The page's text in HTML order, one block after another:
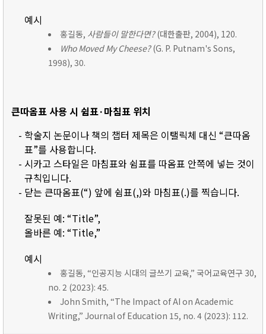
예시
홍길동, 사람들이 말한다면?(대한출판, 2004), 120.
Who Moved My Cheese?(G. P. Putnam's Sons,
1998), 30.
큰따옴표 사용 시 쉼표·마침표 위치
- 학술지 논문이나 책의 챕터 제목은 이탤릭체 대신 “큰따옴
표”를 사용합니다.
- 시카고 스타일은 마침표와 쉼표를 따옴표 안쪽에 넣는 것이
규칙입니다.
- 닫는 큰따옴표(“) 앞에 쉼표(,)와 마침표(.)를 찍습니다.
잘못된 예: “Title”,
올바른 예: “Title,”
예시
홍길동, “인공지능 시대의 글쓰기 교육,” 국어교육연구 30,
no. 2 (2023): 45.
John Smith, “The Impact of AI on Academic
Writing,” Journal of Education 15, no. 4 (2023): 112.